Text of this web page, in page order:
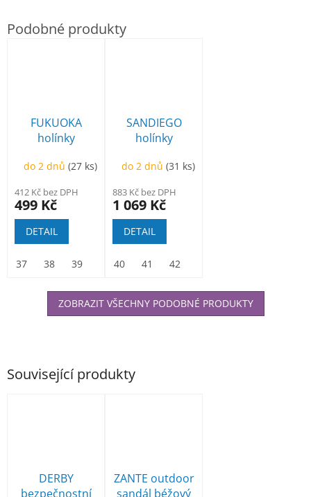
Související produkty
DERBY
bezpečnostní
ZANTE outdoor
sandál béžový
FUKUOKA
holínky
do 2 dnů(27 ks)
412 Kč bez DPH
499 Kč
DETAIL
37 38 39
SANDIEGO
holínky
do 2 dnů(31 ks)
883 Kč bez DPH
1 069 Kč
DETAIL
40 41 42
ZOBRAZIT VŠECHNY PODOBNÉ PRODUKTY